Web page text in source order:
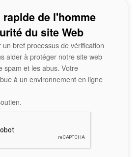
de l'homme
du site Web
un bref processus de vérification
aider à protéger notre site web
spam et les abus. Votre
à un environnement en ligne